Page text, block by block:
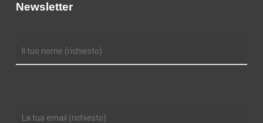
Newsletter